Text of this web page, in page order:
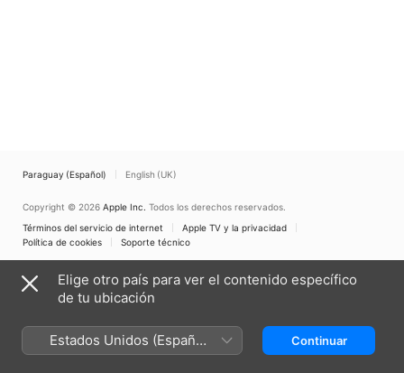
Paraguay (Español) English (UK)
Copyright © 2026 Apple Inc. Todos los derechos reservados.
Términos del servicio de internet
Apple TV y la privacidad
Política de cookies
Soporte técnico
Elige otro país para ver el contenido específico
de tu ubicación
Estados Unidos (Español
México)
Continuar